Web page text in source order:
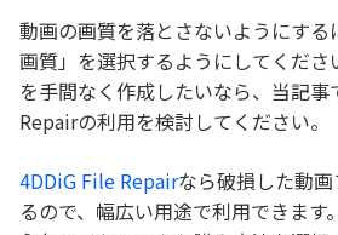
動画の画質を落とさないようにす
画質」を選択するようにしてくだ
を手間なく作成したいなら、当記
Repairの利用を検討してください。
4DDiG File Repairなら破損した動
るので、幅広い用途で利用できます